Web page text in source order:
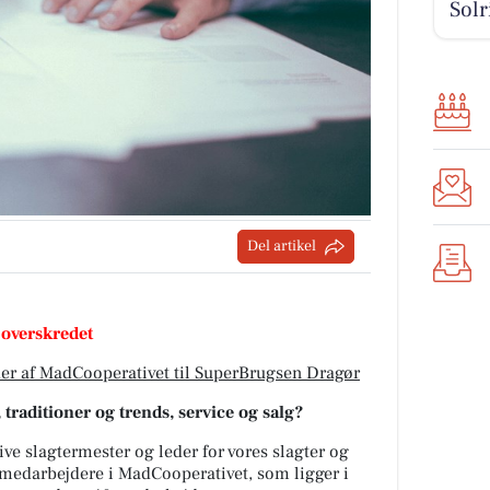
Del artikel
af MadCooperativet til SuperBrugsen Dragør
og trends, service og salg?
slagtermester og leder for vores slagter og
i MadCooperativet, som ligger i